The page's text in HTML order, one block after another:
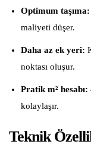
Optimum taşıma:
maliyeti düşer.
Daha az ek yeri:
noktası oluşur.
Pratik m² hesabı:
kolaylaşır.
Teknik